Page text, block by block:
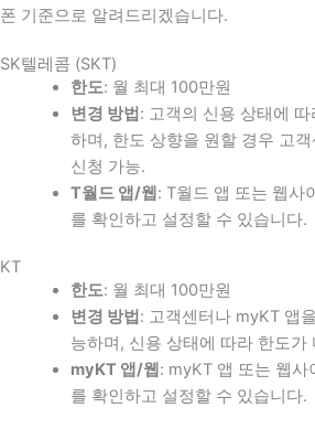
폰 기준으로 알려드리겠습니다.
SK텔레콤 (SKT)
한도: 월 최대 100만원
변경 방법 : 고객의 신용 상태에
하며, 한도 상향을 원할 경우 고
신청 가능.
T월드 앱/웹 : T월드 앱 또는 웹사
를 확인하고 설정할 수 있습니다.
KT
한도: 월 최대 100만원
변경 방법 : 고객센터나 myKT 앱
능하며, 신용 상태에 따라 한도가
myKT 앱/웹 : myKT 앱 또는 웹사
를 확인하고 설정할 수 있습니다.